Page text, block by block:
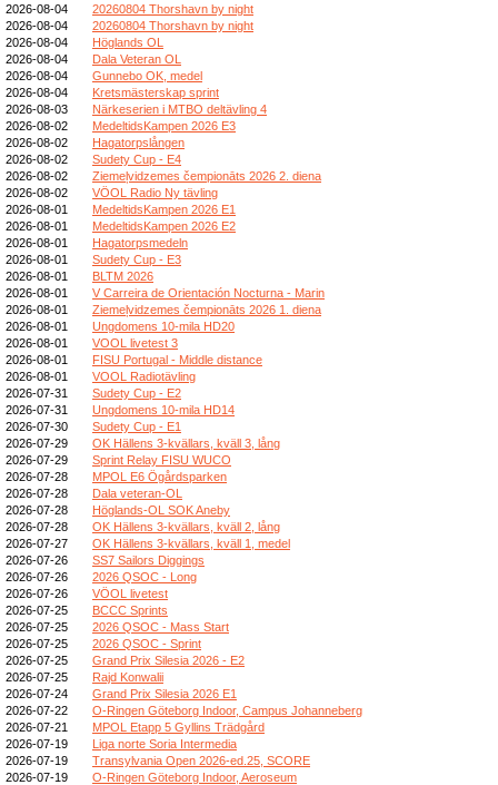
2026-08-04
20260804 Thorshavn by night
2026-08-04
20260804 Thorshavn by night
2026-08-04
Höglands OL
2026-08-04
Dala Veteran OL
2026-08-04
Gunnebo OK, medel
2026-08-04
Kretsmästerskap sprint
2026-08-03
Närkeserien i MTBO deltävling 4
2026-08-02
MedeltidsKampen 2026 E3
2026-08-02
Hagatorpslången
2026-08-02
Sudety Cup - E4
2026-08-02
Ziemeļvidzemes čempionāts 2026 2. diena
2026-08-02
VÖOL Radio Ny tävling
2026-08-01
MedeltidsKampen 2026 E1
2026-08-01
MedeltidsKampen 2026 E2
2026-08-01
Hagatorpsmedeln
2026-08-01
Sudety Cup - E3
2026-08-01
BLTM 2026
2026-08-01
V Carreira de Orientación Nocturna - Marin
2026-08-01
Ziemeļvidzemes čempionāts 2026 1. diena
2026-08-01
Ungdomens 10-mila HD20
2026-08-01
VOOL livetest 3
2026-08-01
FISU Portugal - Middle distance
2026-08-01
VOOL Radiotävling
2026-07-31
Sudety Cup - E2
2026-07-31
Ungdomens 10-mila HD14
2026-07-30
Sudety Cup - E1
2026-07-29
OK Hällens 3-kvällars, kväll 3, lång
2026-07-29
Sprint Relay FISU WUCO
2026-07-28
MPOL E6 Ögårdsparken
2026-07-28
Dala veteran-OL
2026-07-28
Höglands-OL SOK Aneby
2026-07-28
OK Hällens 3-kvällars, kväll 2, lång
2026-07-27
OK Hällens 3-kvällars, kväll 1, medel
2026-07-26
SS7 Sailors Diggings
2026-07-26
2026 QSOC - Long
2026-07-26
VÖOL livetest
2026-07-25
BCCC Sprints
2026-07-25
2026 QSOC - Mass Start
2026-07-25
2026 QSOC - Sprint
2026-07-25
Grand Prix Silesia 2026 - E2
2026-07-25
Rajd Konwalii
2026-07-24
Grand Prix Silesia 2026 E1
2026-07-22
O-Ringen Göteborg Indoor, Campus Johanneberg
2026-07-21
MPOL Etapp 5 Gyllins Trädgård
2026-07-19
Liga norte Soria Intermedia
2026-07-19
Transylvania Open 2026-ed.25, SCORE
2026-07-19
O-Ringen Göteborg Indoor, Aeroseum